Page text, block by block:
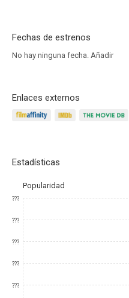
Fechas de estrenos
No hay ninguna fecha. Añadir
Enlaces externos
Estadísticas
Popularidad
???
???
???
???
???